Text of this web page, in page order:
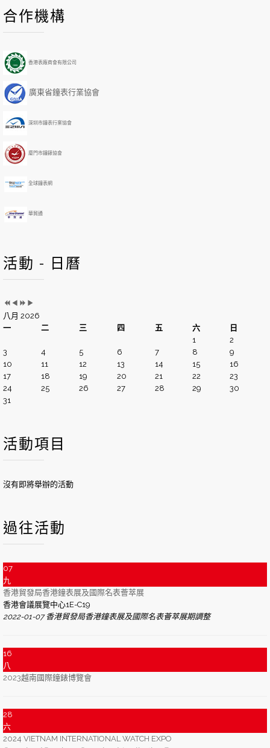
合作機構
香港表廠商會有限公司
廣東省鐘表行業協會
深圳市鐘表行業協會
廈門市鐘錶協會
全球鐘表網
華貿通
活動 - 日曆
r
e
o
s
a
P
r
e
i
o
u
s
M
o
n
h
N
e
x
Y
e
a
r
N
e
x
八月 2026
一
二 三 四 五 六
日
1
2
3
4 5 6 7 8
9
10
11 12 13 14 15
16
17
18 19 20 21 22
23
24
25 26 27 28 29
30
31
活動項目
沒有即將舉辦的活動
過往活動
07
九
香港貿發局香港鐘表展及國際名表薈萃展
香港會議展覽中心1E-C19
2022-01-07 香港貿發局香港鐘表展及國際名表薈萃展期調整
16
八
2023越南國際鐘錶博覽會
28
六
2024 VIETNAM INTERNATIONAL WATCH EXPO